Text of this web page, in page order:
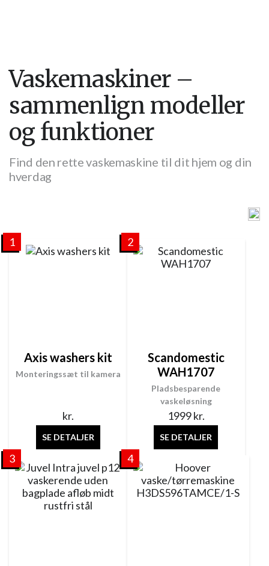
Vaskemaskiner –
sammenlign modeller
og funktioner
Find den rette vaskemaskine til dit hjem og din
hverdag
1
Monteringssæt til kamera
Axis washers kit
kr.
SE DETALJER
2
Pladsbesparende
vaskeløsning
Scandomestic
WAH1707
1999kr.
SE DETALJER
3 4